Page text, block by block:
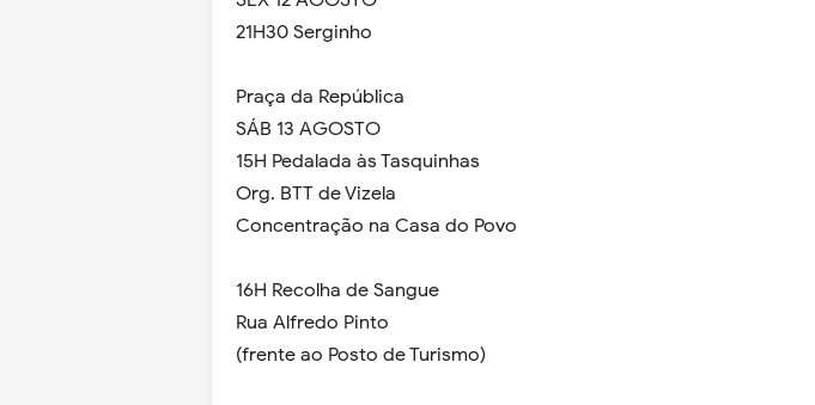
21H30 Serginho
Praça da República
SÁB 13 AGOSTO
15H Pedalada às Tasquinhas
Org. BTT de Vizela
Concentração na Casa do Povo
16H Recolha de Sangue
Rua Alfredo Pinto
(frente ao Posto de Turismo)